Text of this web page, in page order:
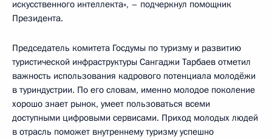
искусственного интеллекта», – подчеркнул помощник
Президента.
Председатель комитета Госдумы по туризму и развитию
туристической инфраструктуры Сангаджи Тарбаев отметил
важность использования кадрового потенциала молодёжи
в туриндустрии. По его словам, именно молодое поколение
хорошо знает рынок, умеет пользоваться всеми
доступными цифровыми сервисами. Приход молодых людей
в отрасль поможет внутреннему туризму успешно